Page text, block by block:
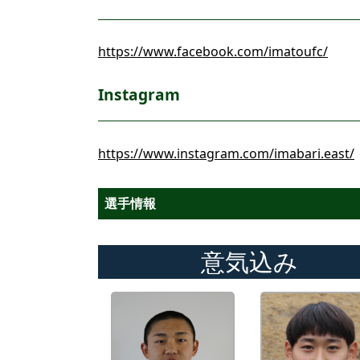
https://www.facebook.com/imatoufc/
Instagram
https://www.instagram.com/imabari.east/
選手情報
意気込み